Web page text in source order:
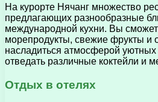
На курорте Нячанг множество
предлагающих разнообразные
международной кухни. Вы
морепродукты, свежие фрукты и
насладиться атмосферой
отведать различные коктейли и
Отдых в отелях